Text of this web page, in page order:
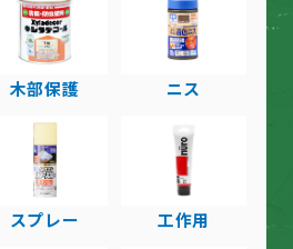
木部保護 ニス
スプレー 工作用